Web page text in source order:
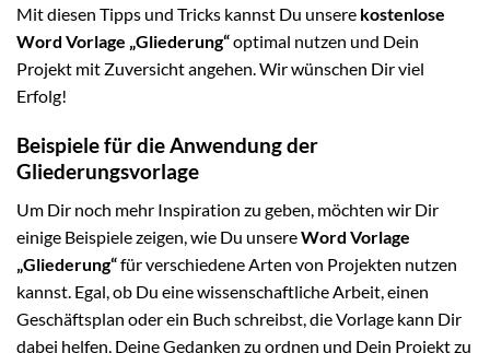
Mit diesen Tipps und Tricks kannst Du unsere kostenlose
Word Vorlage „Gliederung“optimal nutzen und Dein
Projekt mit Zuversicht angehen. Wir wünschen Dir viel
Erfolg!
Beispiele für die Anwendung der
Gliederungsvorlage
Um Dir noch mehr Inspiration zu geben, möchten wir Dir
einige Beispiele zeigen, wie Du unsereWord Vorlage
„Gliederung“für verschiedene Arten von Projekten nutzen
kannst. Egal, ob Du eine wissenschaftliche Arbeit, einen
Geschäftsplan oder ein Buch schreibst, die Vorlage kann Dir
dabei helfen, Deine Gedanken zu ordnen und Dein Projekt zu